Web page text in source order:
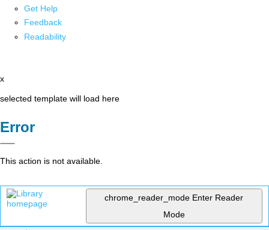
Get Help
Feedback
Readability
x
selected template will load here
Error
This action is not available.
chrome_reader_mode Enter Reader
Mode